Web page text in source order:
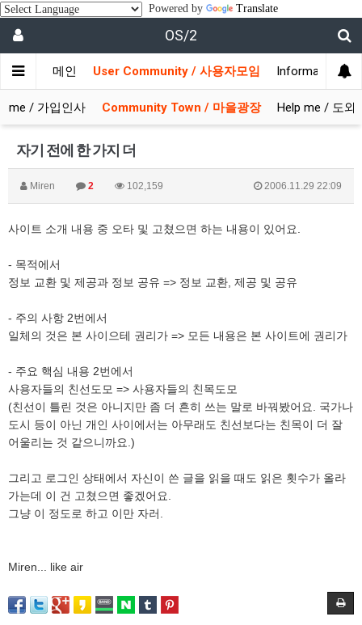
Powered by Translate
OS/2
메인 User Community / 사용자모임 Information /
/ 가입인사 Community Town / 마을광장 Help me / 도와
자기 전에 한 가지 더
Miren 2 102,159 2006.11.29 22:09
사이트 소개 내용 중 오타 및 고쳤으면 하는 내용이 있어요.
- 목적에서
정보 교환 및 제공과 정보 공유 => 정보 교환, 제공 및 공유
- 주의 사항 2번에서
일체의 것은 본 사이으테 권리가 => 모든 내용은 본 사이트에 권리가
- 주요 핵심 내용 2번에서
사용자들의 친선도모 => 사용자들의 친목도모
(친선이 틀린 것은 아니지만 좀 더 흔히 쓰는 말로 바꿔봤어요. 국가나
도시 등이 아닌 개인 사이에서는 아무래도 친선보다는 친목이 더 잘
어울리는 것 같으니까요.)
그리고 로그인 상태에서 자신이 쓴 글을 읽을 때도 읽은 횟수가 올라
가는데 이 건 고쳤으면 좋겠어요.
그냥 이 정도로 하고 이만 자러.
Miren... like air